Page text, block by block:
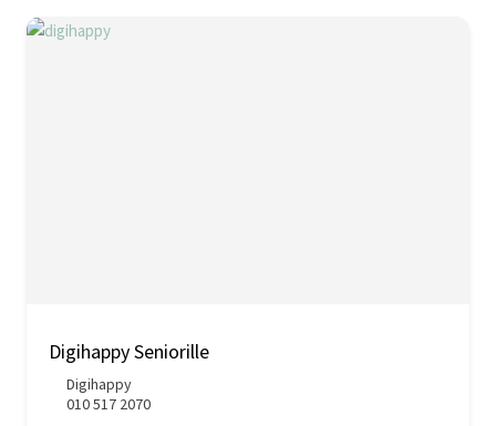
Digihappy Seniorille
Digihappy
010 517 2070